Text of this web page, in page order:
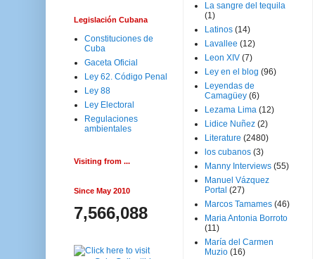
Legislación Cubana
Constituciones de
Cuba
Gaceta Oficial
Ley 62. Código Penal
Ley 88
Ley Electoral
Regulaciones
ambientales
Visiting from ...
Since May 2010
7,566,088
La sangre del tequila
(1)
Latinos (14)
Lavallee (12)
Leon XIV (7)
Ley en el blog (96)
Leyendas de
Camagüey (6)
Lezama Lima (12)
Lidice Nuñez (2)
Literature (2480)
los cubanos (3)
Manny Interviews (55)
Manuel Vázquez
Portal (27)
Marcos Tamames (46)
Maria Antonia Borroto
(11)
María del Carmen
Muzio (16)